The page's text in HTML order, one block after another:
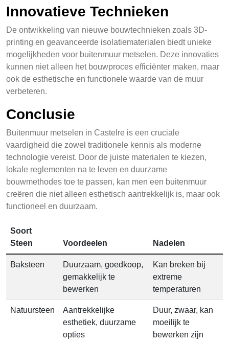
Innovatieve Technieken
De ontwikkeling van nieuwe bouwtechnieken zoals 3D-
printing en geavanceerde isolatiematerialen biedt unieke
mogelijkheden voor buitenmuur metselen. Deze innovaties
kunnen niet alleen het bouwproces efficiënter maken, maar
ook de esthetische en functionele waarde van de muur
verbeteren.
Conclusie
Buitenmuur metselen in Castelre is een cruciale
vaardigheid die zowel traditionele kennis als moderne
technologie vereist. Door de juiste materialen te kiezen,
lokale reglementen na te leven en duurzame
bouwmethodes toe te passen, kan men een buitenmuur
creëren die niet alleen esthetisch aantrekkelijk is, maar ook
functioneel en duurzaam.
Soort
Steen
Voordeelen Nadelen
Baksteen
Duurzaam, goedkoop,
gemakkelijk te
bewerken
Kan breken bij
extreme
temperaturen
Natuursteen
Aantrekkelijke
esthetiek, duurzame
opties
Duur, zwaar, kan
moeilijk te
bewerken zijn